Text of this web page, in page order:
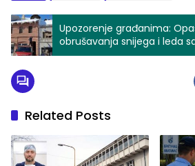
Upozorenje građanima:
obrušavanja snijega i leda
(FOTO)
Related Posts